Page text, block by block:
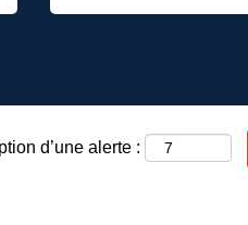
d’une alerte :